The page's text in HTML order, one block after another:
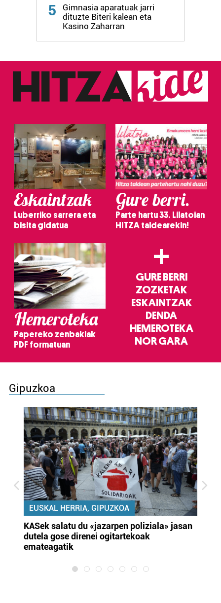
fitxategiak erabiltzen ditu. Zure esperientzia eta
zerbitzuak hobetzeko asmoz, cookie teknologiaz
irakurri
5
Gimnasia aparatuak jarri
dituzte Biteri kalean eta
Kasino Zaharran
Eskaintzak
Luberriko sarrera eta
bisita gidatua
Gure berri.
Parte hartu 33. Lilatoian
HITZA taldearekin!
Hemeroteka
Papereko zenbakiak
PDF formatuan
+
GURE BERRI
ZOZKETAK
ESKAINTZAK
DENDA
HEMEROTEKA
NOR GARA
Gipuzkoa
EUSKAL HERRIA, GIPUZKOA
KASek salatu du «jazarpen poliziala» jasan
dutela gose direnei ogitartekoak
emateagatik